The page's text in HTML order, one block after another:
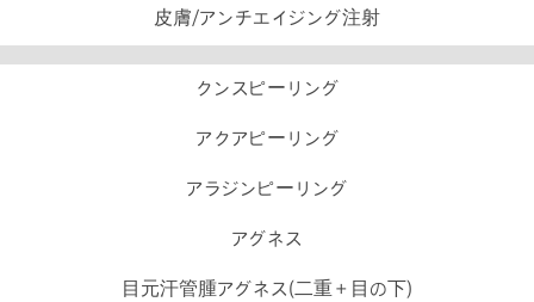
皮膚/アンチエイジング注射
クンスピーリング
アクアピーリング
アラジンピーリング
アグネス
目元汗管腫アグネス(二重＋目の下)